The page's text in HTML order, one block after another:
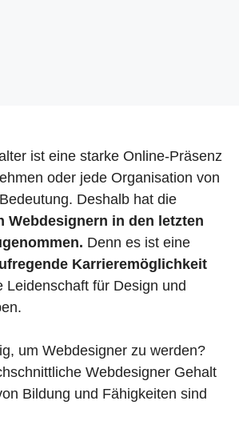
ist eine starke Online-Präsenz
oder jede Organisation von
Deshalb hat die
Webdesignern in den letzten
Denn es ist eine
Karrieremöglichkeit
Leidenschaft für Design und
um Webdesigner zu werden?
Webdesigner Gehalt
Bildung und Fähigkeiten sind